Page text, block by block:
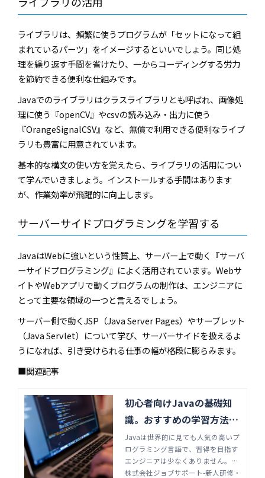
ライブラリは、頻繁に使うプログラムが「セットになって組
まれているパーツ」をイメージするといいでしょう。同じ処
理を繰り返す手間を省けたり、一からコーディングする労力
を節約できる便利な仕組みです。
Javaでのライブラリはクラスライブラリとも呼ばれ、画像処
理に使う『openCV』やcsvの読み込み・出力に使う
『OrangeSignalCSV』など、無償で利用できる便利なライブ
ラリも豊富に用意されています。
基本的な構文の使い方を覚えたら、ライブラリの活用につい
て学んでいきましょう。インストールする手間はあります
が、作業効率が飛躍的に向上します。
サーバーサイドプログラミングを学習する
JavaはWebに強いという性質上、サーバー上で動く『サーバ
ーサイドプログラミング』によく活用されています。Webサ
イトやWebアプリで動くプログラムの制作は、エンジニアに
とって主要な領域の一つと言えるでしょう。
サーバー側で動くJSP（Java Server Pages）やサーブレット
（Java Servlet）について学び、サーバーサイドを扱えるよ
うになれば、引き受けられる仕事の幅が格段に膨らみます。
■関連記事
初心者向けJavaの基礎知
識。おすすめの学習方法も
紹介 | 株式会社ジョブサポ
ート-新人研修・未経験者
向けエンジニア研修(Java,
Javaは世界的に見ても人気の高いプ
ログラミング言語で、習得を目指す
エンジニアは少なくありません。Ja
vaを初心者が学ぶ場合にどのように
株式会社ジョブサポート-新人研修・